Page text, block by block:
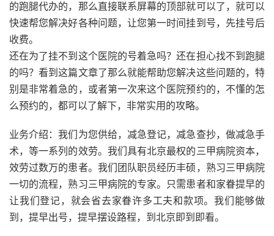
的跑腿代办的，那么直接联系屏幕的顶部就可以了，就可以
快速帮您解决好各种问题，让您第一时间挂到号，先挂号后
收费。
还在为了挂不到这个医院的号着急吗？还在担心找不到跑腿
的吗？看到这篇文章了那么就能帮助您解决这些问题的，特
别是非常着急的，或者第一次来这个医院预约的，不懂的怎
么预约的，都可以了解下，非常实用的攻略。
业务介绍：我们为您供给，减急登记，减急查抄，做减急手
术，等一系列的效劳。我们具有北京最权的三甲病院资本，
效劳过数万的患者。我们团队职员经历丰硕，熟习三甲病院
一切的流程，熟习三甲病院的专家。只需患者和家眷提早的
让我们登记，就会省去家眷许多工夫和款项。我们能够做
到，提早出号，提早摆设路程，到北京即到即看。